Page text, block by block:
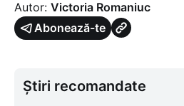
Autor: Victoria Romaniuc
Abonează-te
Știri recomandate